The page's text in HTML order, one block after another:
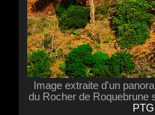
Image extraite d'un
du Rocher de Roquebrune